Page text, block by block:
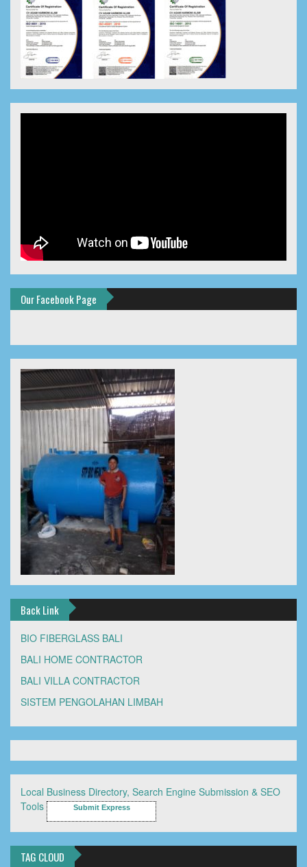
Our Facebook Page
Back Link
BIO FIBERGLASS BALI
BALI HOME CONTRACTOR
BALI VILLA CONTRACTOR
SISTEM PENGOLAHAN LIMBAH
Local Business Directory, Search Engine Submission & SEO
Tools
Submit Express
TAG CLOUD